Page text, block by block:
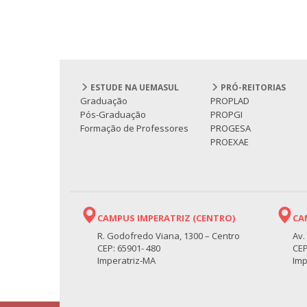
ESTUDE NA UEMASUL
Graduação
Pós-Graduação
Formação de Professores
PRÓ-REITORIAS
PROPLAD
PROPGI
PROGESA
PROEXAE
CAMPUS IMPERATRIZ (CENTRO)
R. Godofredo Viana, 1300 – Centro
CEP: 65901- 480
Imperatriz-MA